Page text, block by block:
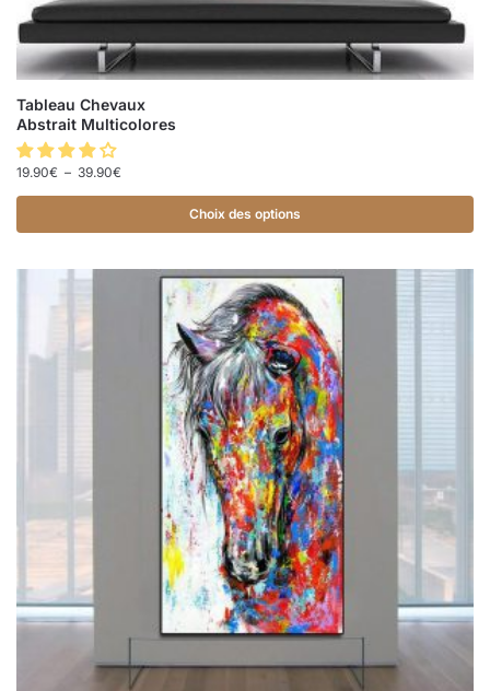
Tableau Chevaux
Abstrait Multicolores
19.90€ – 39.90€
Choix des options